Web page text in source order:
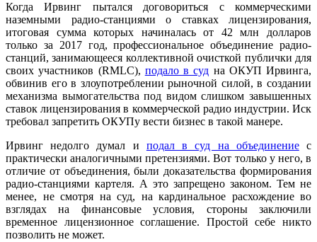
Когда Ирвинг пытался договориться с коммерческими
наземными радио-станциями о ставках лицензирования,
итоговая сумма которых начиналась от 42 млн долларов
только за 2017 год, профессиональное объединение радио-
станций, занимающееся коллективной очисткой публички для
своих участников (RMLC), подало в суд на ОКУП Ирвинга,
обвинив его в злоупотреблении рыночной силой, в создании
механизма вымогательства под видом слишком завышенных
ставок лицензирования в коммерческой радио индустрии. Иск
требовал запретить ОКУПу вести бизнес в такой манере.
Ирвинг недолго думал и подал в суд на объединениес
практически аналогичными претензиями. Вот только у него, в
отличие от объединения, были доказательства формирования
радио-станциями картеля. А это запрещено законом. Тем не
менее, не смотря на суд, на кардинальное расхождение во
взглядах на финансовые условия, стороны заключили
временное лицензионное соглашение. Простой себе никто
позволить не может.